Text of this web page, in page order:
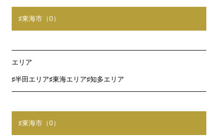
東海市（0）
エリア
半田エリア 東海エリア 知多エリア
東海市（0）